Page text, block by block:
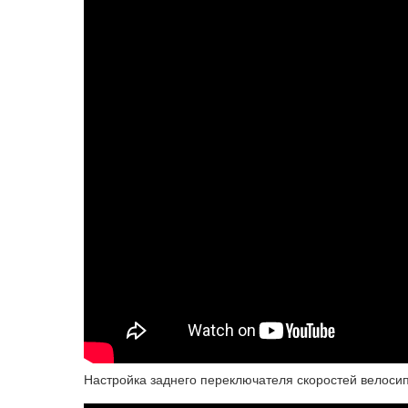
Настройка заднего переключателя скоростей